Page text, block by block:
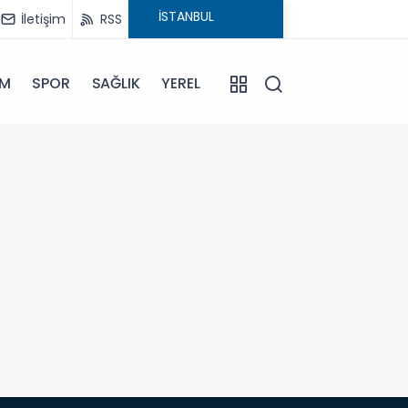
İletişim RSS
SPOR SAĞLIK YEREL